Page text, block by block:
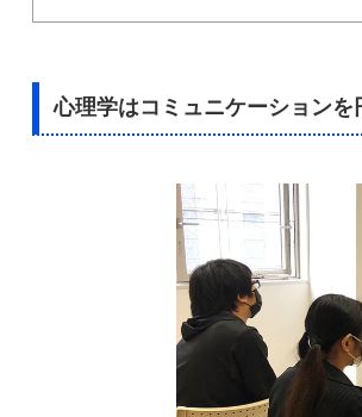
心理学はコミュニケーションを